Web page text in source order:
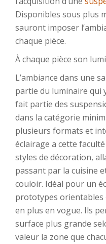
Disponibles sous plus
sauront imposer
chaque pièce.
À chaque pièce son
L’ambiance dans une
partie du luminaire qui
fait partie des
dans la catégorie
plusieurs formats et
éclairage a cette
styles de décoration,
passant par la cuisine
couloir. Idéal pour un
prototypes
en plus en vogue. Ils
surface plus grande
valeur la zone que